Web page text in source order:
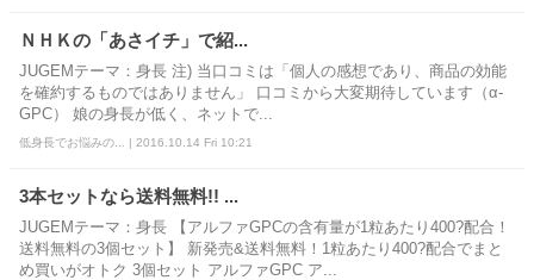
ＮＨＫの「あさイチ」で紹...
JUGEMテーマ：身長 注) 当口コミは「個人の感想であり、商品の効能
を確約するものではありません」 口コミから大変期待しています（α-
GPC） 娘の身長が低く、ネットで...
低身長でお悩みの... | 2016.10.14 Fri 10:21
3本セットなら送料無料!! ...
JUGEMテーマ：身長 【アルファGPCの含有量が1粒あたり400?配合！
送料無料の3個セット】 新発売&送料無料！1粒あたり400?配合でまと
め買いがオトク 3個セット アルファGPC ア...